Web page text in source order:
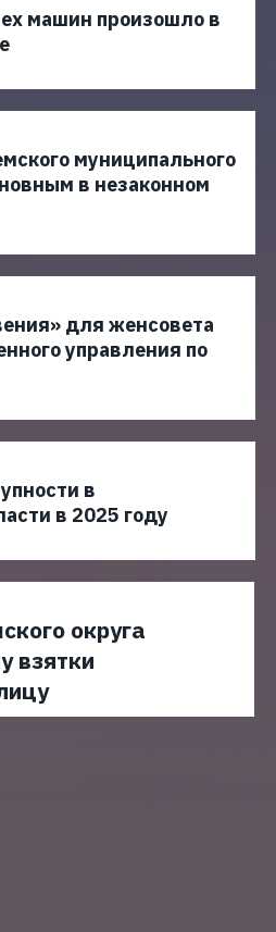
машин произошло в
муниципального
в незаконном
для женсовета
управления по
в
в 2025 году
округа
взятки